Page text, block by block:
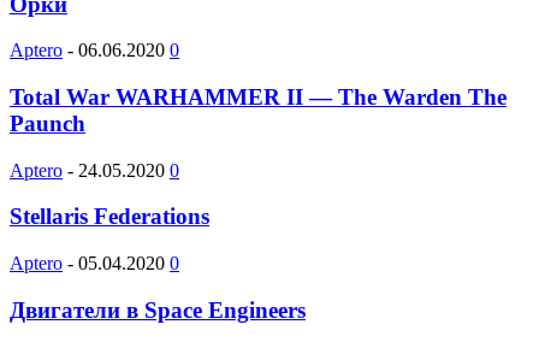
Aptero - 06.06.2020 0
Total War WARHAMMER II — The Warden The
Paunch
Aptero - 24.05.2020 0
Stellaris Federations
Aptero - 05.04.2020 0
Двигатели в Space Engineers